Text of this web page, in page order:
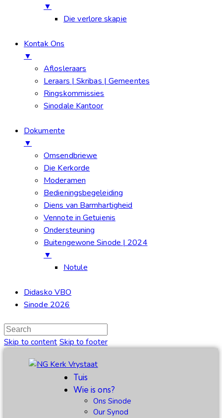
▼
Die verlore skapie
Kontak Ons
▼
Aflosleraars
Leraars | Skribas | Gemeentes
Ringskommissies
Sinodale Kantoor
Dokumente
▼
Omsendbriewe
Die Kerkorde
Moderamen
Bedieningsbegeleiding
Diens van Barmhartigheid
Vennote in Getuienis
Ondersteuning
Buitengewone Sinode | 2024
▼
Notule
Didasko VBO
Sinode 2026
Skip to content Skip to footer
Tuis
Wie is ons?
Ons Sinode
Our Synod